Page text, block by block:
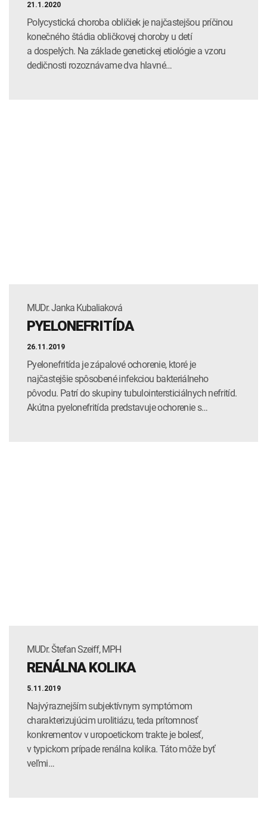
21.1.2020
Polycystická choroba obličiek je najčastejšou príčinou
konečného štádia obličkovej choroby u detí
a dospelých. Na základe genetickej etiológie a vzoru
dedičnosti rozoznávame dva hlavné…
MUDr. Janka Kubaliaková
PYELONEFRITÍDA
26.11.2019
Pyelonefritída je zápalové ochorenie, ktoré je
najčastejšie spôsobené infekciou bakteriálneho
pôvodu. Patrí do skupiny tubulointersticiálnych nefritíd.
Akútna pyelonefritída predstavuje ochorenie s…
MUDr. Štefan Szeiff, MPH
RENÁLNA KOLIKA
5.11.2019
Najvýraznejším subjektívnym symptómom
charakterizujúcim urolitiázu, teda prítomnosť
konkrementov v uropoetickom trakte je bolesť,
v typickom prípade renálna kolika. Táto môže byť
veľmi…